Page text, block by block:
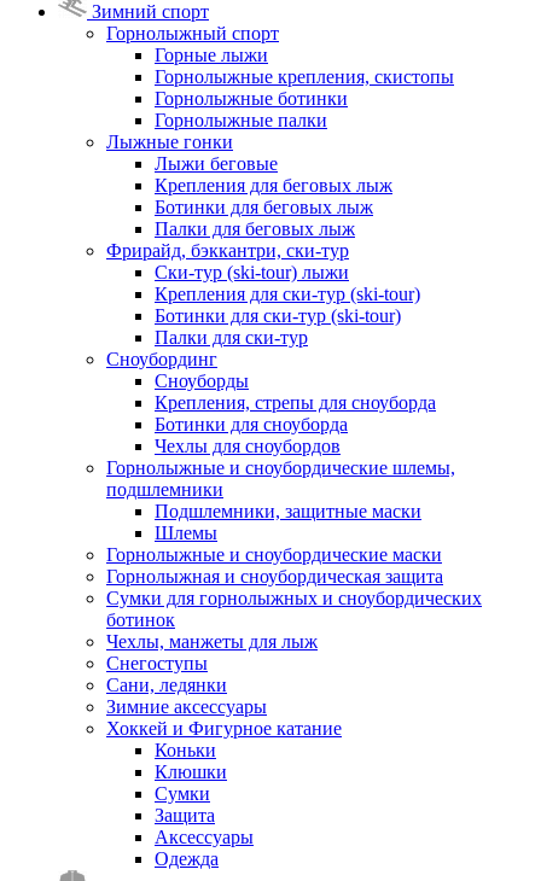
Зимний спорт
Горнолыжный спорт
Горные лыжи
Горнолыжные крепления, скистопы
Горнолыжные ботинки
Горнолыжные палки
Лыжные гонки
Лыжи беговые
Крепления для беговых лыж
Ботинки для беговых лыж
Палки для беговых лыж
Фрирайд, бэккантри, ски-тур
Ски-тур (ski-tour) лыжи
Крепления для ски-тур (ski-tour)
Ботинки для ски-тур (ski-tour)
Палки для ски-тур
Сноубординг
Сноуборды
Крепления, стрепы для сноуборда
Ботинки для сноуборда
Чехлы для сноубордов
Горнолыжные и сноубордические шлемы,
подшлемники
Подшлемники, защитные маски
Шлемы
Горнолыжные и сноубордические маски
Горнолыжная и сноубордическая защита
Сумки для горнолыжных и сноубордических
ботинок
Чехлы, манжеты для лыж
Снегоступы
Сани, ледянки
Зимние аксессуары
Хоккей и Фигурное катание
Коньки
Клюшки
Сумки
Защита
Аксессуары
Одежда